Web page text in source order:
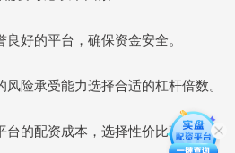
好的平台，确保资金安全。
险承受能力选择合适的杠杆倍数。
的配资成本，选择性价比高的平